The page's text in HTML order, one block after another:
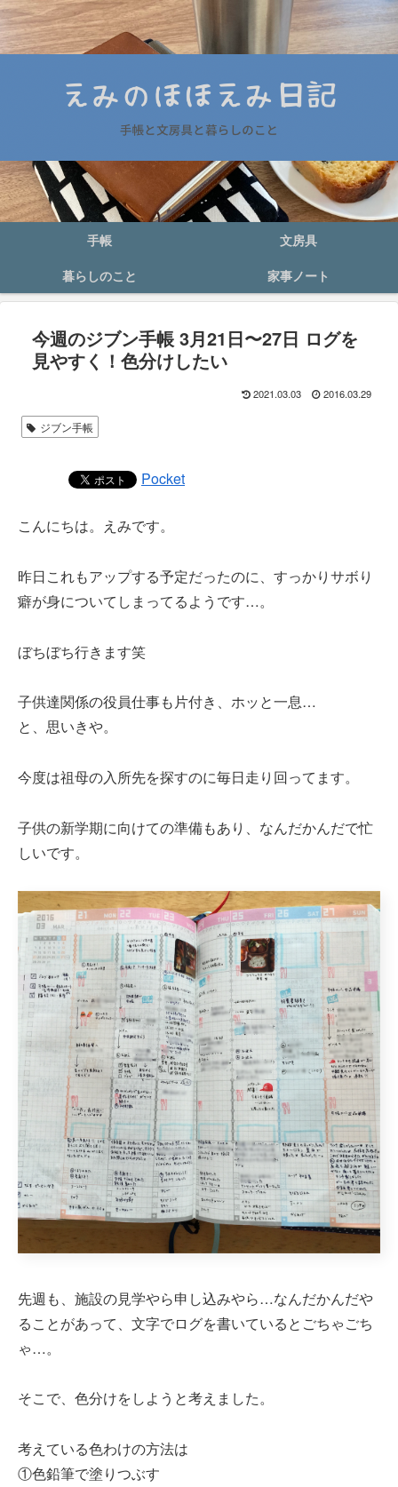
手帳
文房具
暮らしのこと
家事ノート
今週のジブン手帳 3月21日〜27日 ログを
見やすく！色分けしたい
2021.03.03 2016.03.29
ジブン手帳
Pocket
こんにちは。えみです。
昨日これもアップする予定だったのに、すっかりサボり
癖が身についてしまってるようです…。
ぼちぼち行きます笑
子供達関係の役員仕事も片付き、ホッと一息…
と、思いきや。
今度は祖母の入所先を探すのに毎日走り回ってます。
子供の新学期に向けての準備もあり、なんだかんだで忙
しいです。
先週も、施設の見学やら申し込みやら…なんだかんだや
ることがあって、文字でログを書いているとごちゃごち
ゃ…。
そこで、色分けをしようと考えました。
考えている色わけの方法は
①色鉛筆で塗りつぶす